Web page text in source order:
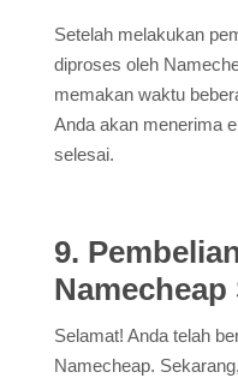
Setelah melakukan
diproses oleh
memakan waktu
Anda akan menerima
selesai.
9.
Namecheap
Selamat! Anda telah
Namecheap.